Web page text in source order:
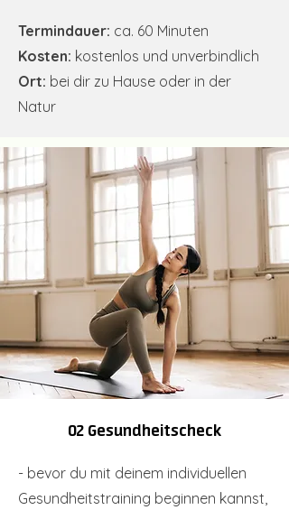
Termindauer: ca. 60 Minuten
Kosten: kostenlos und unverbindlich
Ort: bei dir zu Hause oder in der
Natur
02 Gesundheitscheck
- bevor du mit deinem individuellen
Gesundheitstraining beginnen kannst,